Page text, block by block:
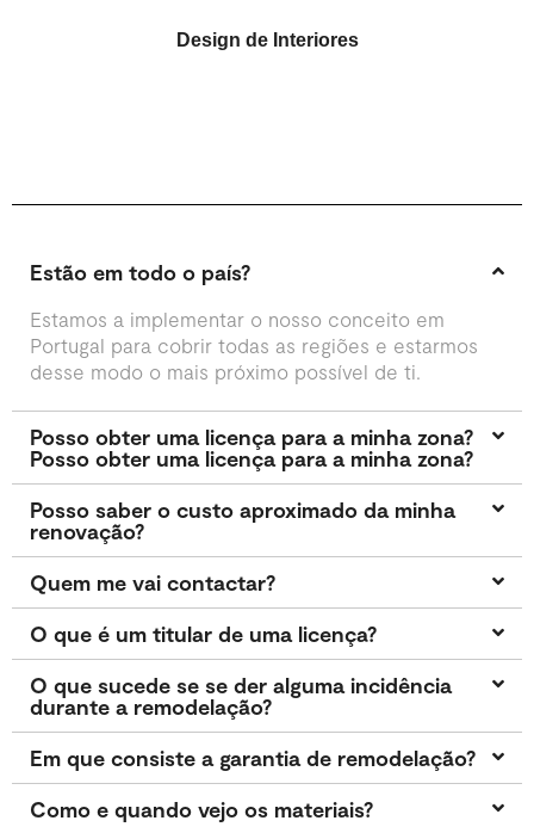
Design de Interiores
Estão em todo o país?
Estamos a implementar o nosso conceito em
Portugal para cobrir todas as regiões e estarmos
desse modo o mais próximo possível de ti.
Posso obter uma licença para a minha zona?
Posso obter uma licença para a minha zona?
Posso saber o custo aproximado da minha
renovação?
Quem me vai contactar?
O que é um titular de uma licença?
O que sucede se se der alguma incidência
durante a remodelação?
Em que consiste a garantia de remodelação?
Como e quando vejo os materiais?